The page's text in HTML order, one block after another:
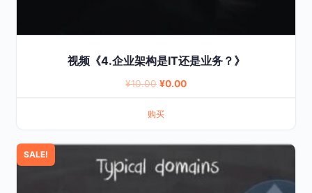
视频《4.企业架构是IT还是业务？》
¥10.00 Original
price
was:
¥0.00Current
price
购买
SALE!